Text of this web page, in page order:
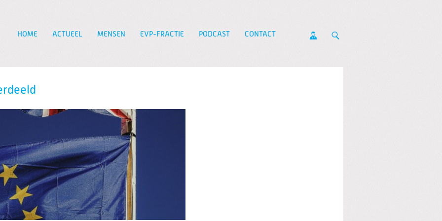
HOME ACTUEEL MENSEN EVP-FRACTIE PODCAST CONTACT